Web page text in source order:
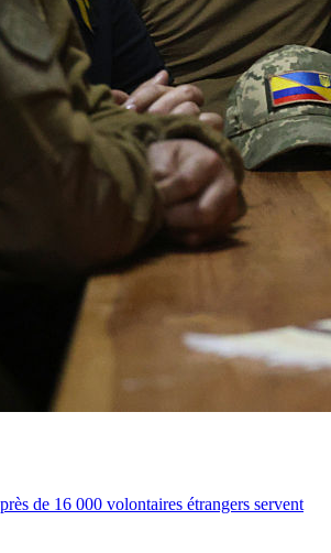
de 16 000 volontaires étrangers servent